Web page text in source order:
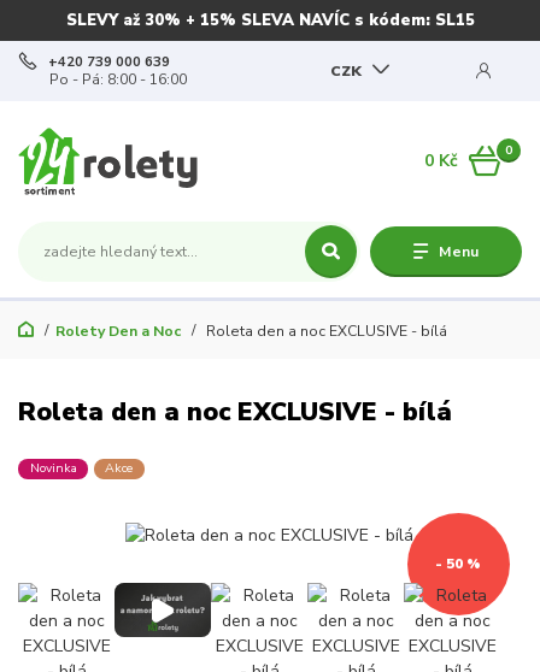
SLEVY až 30% + 15% SLEVA NAVÍC s kódem: SL15
Menu
CZK
+420 739 000 639
Po - Pá: 8:00 - 16:00
0
0 Kč
Rolety Den a Noc Roleta den a noc EXCLUSIVE - bílá
Roleta den a noc EXCLUSIVE - bílá
Novinka Akce
- 50 %